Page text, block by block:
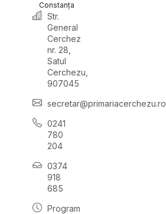
Constanța
Str.
General
Cerchez
nr. 28,
Satul
Cerchezu,
907045
secretar@primariacerchezu.ro
0241
780
204
0374
918
685
Program